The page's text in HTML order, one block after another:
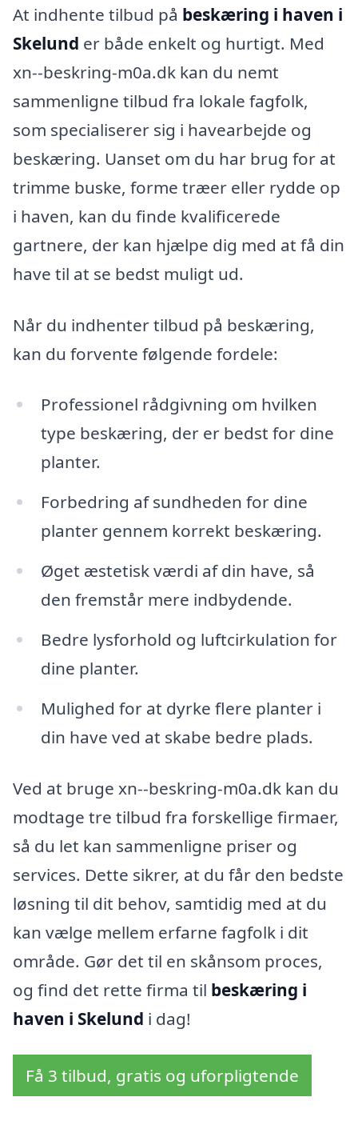
At indhente tilbud på beskæring i haven i
Skelund er både enkelt og hurtigt. Med
xn--beskring-m0a.dk kan du nemt
sammenligne tilbud fra lokale fagfolk,
som specialiserer sig i havearbejde og
beskæring. Uanset om du har brug for at
trimme buske, forme træer eller rydde op
i haven, kan du finde kvalificerede
gartnere, der kan hjælpe dig med at få din
have til at se bedst muligt ud.
Når du indhenter tilbud på beskæring,
kan du forvente følgende fordele:
Professionel rådgivning om hvilken
type beskæring, der er bedst for dine
planter.
Forbedring af sundheden for dine
planter gennem korrekt beskæring.
Øget æstetisk værdi af din have, så
den fremstår mere indbydende.
Bedre lysforhold og luftcirkulation for
dine planter.
Mulighed for at dyrke flere planter i
din have ved at skabe bedre plads.
Ved at bruge xn--beskring-m0a.dk kan du
modtage tre tilbud fra forskellige firmaer,
så du let kan sammenligne priser og
services. Dette sikrer, at du får den bedste
løsning til dit behov, samtidig med at du
kan vælge mellem erfarne fagfolk i dit
område. Gør det til en skånsom proces,
og find det rette firma til beskæring i
haven i Skelund i dag!
Få 3 tilbud, gratis og uforpligtende